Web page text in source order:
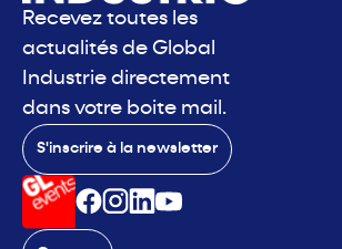
Recevez toutes les
actualités de Global
Industrie directement
dans votre boite mail.
S'inscrire à la newsletter